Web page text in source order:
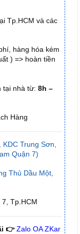
Tp.HCM và các
hàng hóa kém
) => hoàn tiền
tại nhà từ: 8h –
Hàng
Trung Sơn,
Quận 7)
Thủ Dầu Một,
Tp.HCM
👉 Zalo OA ZKar